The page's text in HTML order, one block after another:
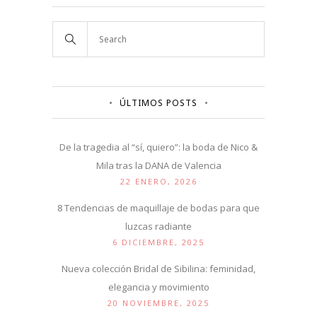
ÚLTIMOS POSTS
De la tragedia al “sí, quiero”: la boda de Nico &
Mila tras la DANA de Valencia
22 ENERO, 2026
8 Tendencias de maquillaje de bodas para que
luzcas radiante
6 DICIEMBRE, 2025
Nueva colección Bridal de Sibilina: feminidad,
elegancia y movimiento
20 NOVIEMBRE, 2025